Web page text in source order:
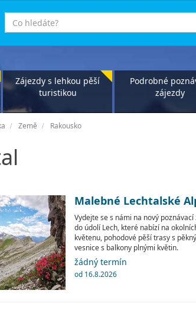
co
hledáte
Zájezdy s lehkou pěší
turistikou
Podrobné
zájezdy
Země Rakousko
Malebné Lechtalské
Vydejte se s námi na nový
do údolí Lech, které nabízí na
květenu, pohodové pěší trasy s
vesnice s balkony plnými květin.
žádný termín
od 16.8.2026